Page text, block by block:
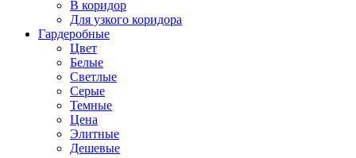
В коридор
Для узкого коридора
Гардеробные
Цвет
Белые
Светлые
Серые
Темные
Цена
Элитные
Дешевые